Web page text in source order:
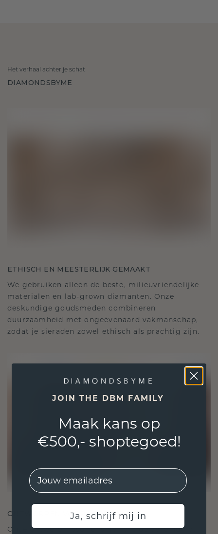
Het verhaal achter je schat
DIAMONDSBYME
ETHISCH EN MEESTERLIJK GEMAAKT
We gebruiken alleen de beste, milieuvriendelijke
materialen en lab-grown diamanten. Onze
deskundige goudsmeden combineren
duurzaamheid met ongeëvenaard vakmanschap,
zodat je sieraden zowel ethisch als prachtig zijn.
ONTWORPEN VOOR VERBINDING
Onze ontwerpfilosofie is gericht op verbinding,
JOIN THE DBM FAMILY
Maak kans op
€500,- shoptegoed!
EMail
Ja, schrijf mij in